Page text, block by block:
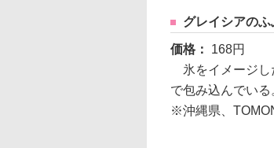
グレイシアの
価格： 168円
氷をイメージし
で包み込んでい
※沖縄県、